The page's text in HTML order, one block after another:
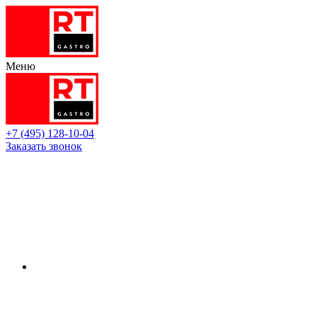
Меню
+7 (495) 128-10-04
Заказать звонок